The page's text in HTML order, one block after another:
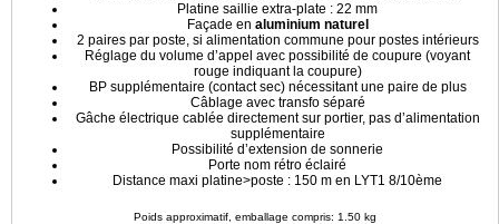
Platine saillie extra-plate : 22 mm
Façade en aluminium naturel
2 paires par poste, si alimentation commune pour postes intérieurs
Réglage du volume d’appel avec possibilité de coupure (voyant
rouge indiquant la coupure)
BP supplémentaire (contact sec) nécessitant une paire de plus
Câblage avec transfo séparé
Gâche électrique cablée directement sur portier, pas d’alimentation
supplémentaire
Possibilité d’extension de sonnerie
Porte nom rétro éclairé
Distance maxi platine>poste : 150 m en LYT1 8/10ème
Poids approximatif, emballage compris: 1.50 kg